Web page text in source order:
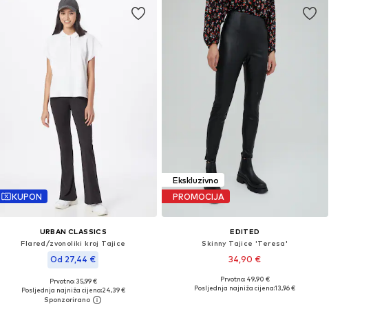
KUPON
URBAN CLASSICS
Flared/zvonoliki kroj Tajice
Od 27,44 €
Dostupno u više veličina
Dodaj u košaricu
Prvotno: 35,99 €
Posljednja najniža cijena:24,39 €
Ekskluzivno
PROMOCIJA
EDITED
Skinny Tajice 'Teresa'
34,90 €
Dostupne veličine: XS, S, M, L
Prvotno: 49,90 €
Posljednja najniža cijena:13,96 €